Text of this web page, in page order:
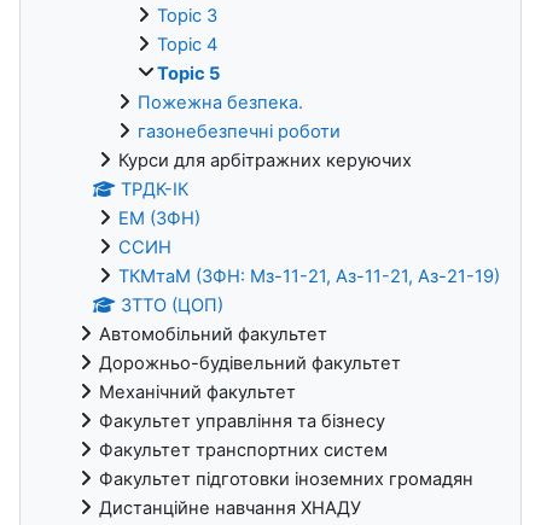
Topic 3
Topic 4
Topic 5
Пожежна безпека.
газонебезпечні роботи
Курси для арбітражних керуючих
ТРДК-ІК
ЕМ (ЗФН)
ССИН
ТКМтаМ (ЗФН: Мз-11-21, Аз-11-21, Аз-21-19)
ЗТТО (ЦОП)
Автомобільний факультет
Дорожньо-будівельний факультет
Механічний факультет
Факультет управління та бізнесу
Факультет транспортних систем
Факультет підготовки іноземних громадян
Дистанційне навчання ХНАДУ